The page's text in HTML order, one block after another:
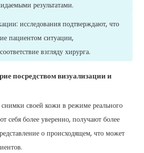
результатами.
исследования подтверждают, что
пациентом ситуации,
взгляду хирурга.
посредством визуализации и
своей кожи в режиме реального
себя более уверенно, получают более
о происходящем, что может